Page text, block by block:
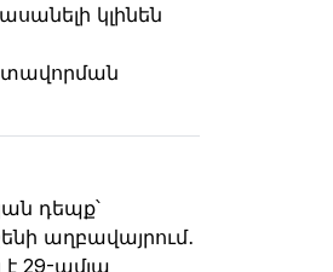
կլինեն
դեպք՝
աղբավայրում․
է 29-ամյա